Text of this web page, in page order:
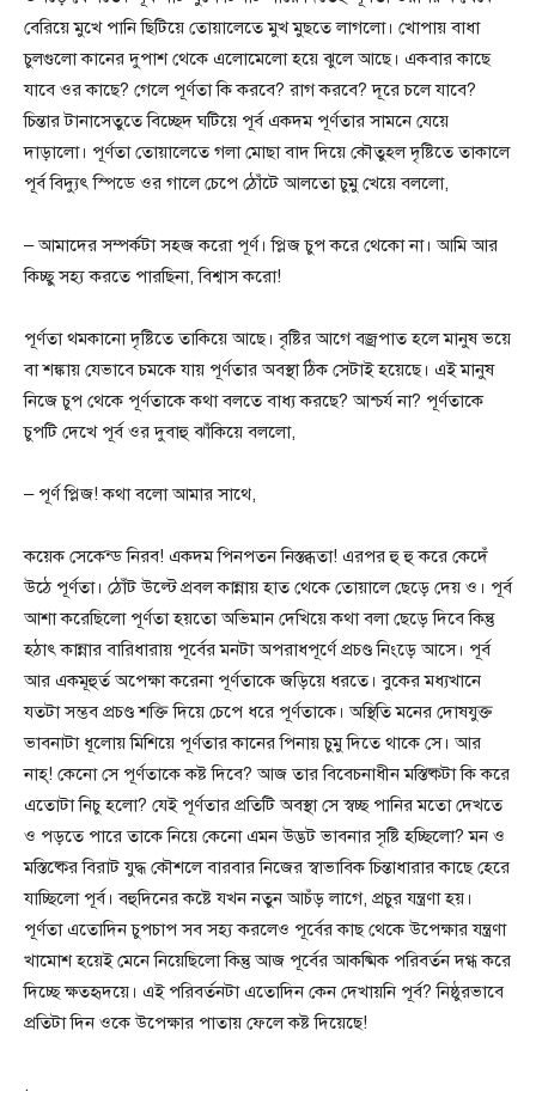
বেরিয়ে মুখে পানি ছিটিয়ে তোয়ালেতে মুখ মুছতে লাগলো। খোপায় বাধা
চুলগুলো কানের দুপাশ থেকে এলোমেলো হয়ে ঝুলে আছে। একবার কাছে
যাবে ওর কাছে? গেলে পূর্ণতা কি করবে? রাগ করবে? দূরে চলে যাবে?
চিন্তার টানাসেতুতে বিচ্ছেদ ঘটিয়ে পূর্ব একদম পূর্ণতার সামনে যেয়ে
দাড়ালো। পূর্ণতা তোয়ালেতে গলা মোছা বাদ দিয়ে কৌতুহল দৃষ্টিতে তাকালে
পূর্ব বিদ্যুৎ স্পিডে ওর গালে চেপে ঠোঁটে আলতো চুমু খেয়ে বললো,
– আমাদের সম্পর্কটা সহজ করো পূর্ণ। প্লিজ চুপ করে থেকো না। আমি আর
কিচ্ছু সহ্য করতে পারছিনা, বিশ্বাস করো!
পূর্ণতা থমকানো দৃষ্টিতে তাকিয়ে আছে। বৃষ্টির আগে বজ্রপাত হলে মানুষ ভয়ে
বা শঙ্কায় যেভাবে চমকে যায় পূর্ণতার অবস্থা ঠিক সেটাই হয়েছে। এই মানুষ
নিজে চুপ থেকে পূর্ণতাকে কথা বলতে বাধ্য করছে? আশ্চর্য না? পূর্ণতাকে
চুপটি দেখে পূর্ব ওর দুবাহু ঝাঁকিয়ে বললো,
– পূর্ণ প্লিজ! কথা বলো আমার সাথে,
কয়েক সেকেন্ড নিরব! একদম পিনপতন নিস্তব্ধতা! এরপর হু হু করে কেদেঁ
উঠে পূর্ণতা। ঠোঁট উল্টে প্রবল কান্নায় হাত থেকে তোয়ালে ছেড়ে দেয় ও। পূর্ব
আশা করেছিলো পূর্ণতা হয়তো অভিমান দেখিয়ে কথা বলা ছেড়ে দিবে কিন্তু
হঠাৎ কান্নার বারিধারায় পূর্বের মনটা অপরাধপূর্ণে প্রচণ্ড নিংড়ে আসে। পূর্ব
আর একমূহুর্ত অপেক্ষা করেনা পূর্ণতাকে জড়িয়ে ধরতে। বুকের মধ্যখানে
যতটা সম্ভব প্রচণ্ড শক্তি দিয়ে চেপে ধরে পূর্ণতাকে। অস্থিতি মনের দোষযুক্ত
ভাবনাটা ধূলোয় মিশিয়ে পূর্ণতার কানের পিনায় চুমু দিতে থাকে সে। আর
নাহ্! কেনো সে পূর্ণতাকে কষ্ট দিবে? আজ তার বিবেচনাধীন মস্তিষ্কটা কি করে
এতোটা নিচু হলো? যেই পূর্ণতার প্রতিটি অবস্থা সে স্বচ্ছ পানির মতো দেখতে
ও পড়তে পারে তাকে নিয়ে কেনো এমন উদ্ভট ভাবনার সৃষ্টি হচ্ছিলো? মন ও
মস্তিষ্কের বিরাট যুদ্ধ কৌশলে বারবার নিজের স্বাভাবিক চিন্তাধারার কাছে হেরে
যাচ্ছিলো পূর্ব। বহুদিনের কষ্টে যখন নতুন আচঁড় লাগে, প্রচুর যন্ত্রণা হয়।
পূর্ণতা এতোদিন চুপচাপ সব সহ্য করলেও পূর্বের কাছ থেকে উপেক্ষার যন্ত্রণা
খামোশ হয়েই মেনে নিয়েছিলো কিন্তু আজ পূর্বের আকষ্মিক পরিবর্তন দগ্ধ করে
দিচ্ছে ক্ষতহৃদয়ে। এই পরিবর্তনটা এতোদিন কেন দেখায়নি পূর্ব? নিষ্ঠুরভাবে
প্রতিটা দিন ওকে উপেক্ষার পাতায় ফেলে কষ্ট দিয়েছে!
.